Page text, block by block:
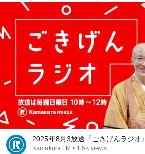
2025年8月3放送『ごきげんラジオ』
Kamakura FM • 1.5K views